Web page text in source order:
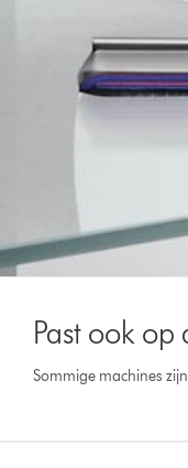
Past ook op
Sommige machines